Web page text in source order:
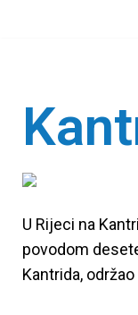
U Rijeci na
povodom
Kantrida,